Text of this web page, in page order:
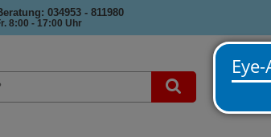
034953 - 811980
8:00 - 17:00 Uhr